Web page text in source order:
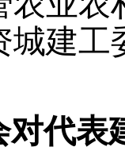
城建工
代表